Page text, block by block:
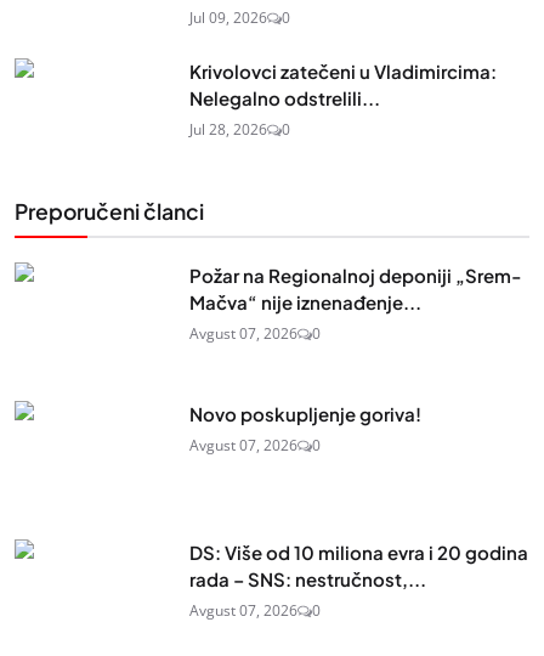
Jul 09, 2026 0
Krivolovci zatečeni u Vladimircima:
Nelegalno odstrelili...
Jul 28, 2026 0
Preporučeni članci
Požar na Regionalnoj deponiji „Srem-
Mačva“ nije iznenađenje...
Avgust 07, 2026 0
Novo poskupljenje goriva!
Avgust 07, 2026 0
DS: Više od 10 miliona evra i 20 godina
rada – SNS: nestručnost,...
Avgust 07, 2026 0